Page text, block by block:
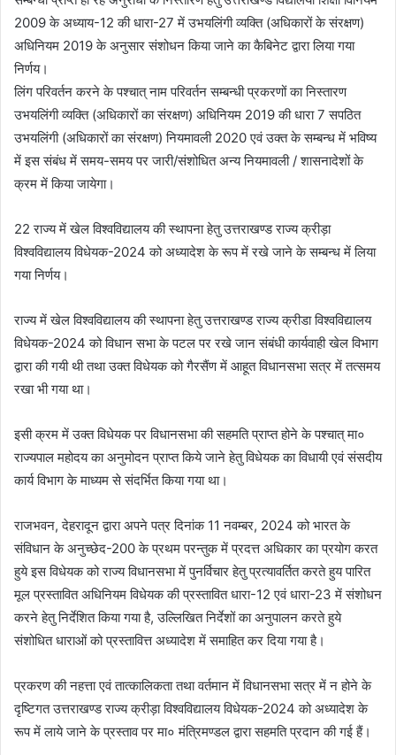
2009 के अध्याय-12 की धारा-27 में उभयलिंगी व्यक्ति (अधिकारों के संरक्षण)
अधिनियम 2019 के अनुसार संशोधन किया जाने का कैबिनेट द्वारा लिया गया
निर्णय।
लिंग परिवर्तन करने के पश्चात् नाम परिवर्तन सम्बन्धी प्रकरणों का निस्तारण
उभयलिंगी व्यक्ति (अधिकारों का संरक्षण) अधिनियम 2019 की धारा 7 सपठित
उभयलिंगी (अधिकारों का संरक्षण) नियमावली 2020 एवं उक्त के सम्बन्ध में भविष्य
में इस संबंध में समय-समय पर जारी/संशोधित अन्य नियमावली / शासनादेशों के
क्रम में किया जायेगा।
22 राज्य में खेल विश्वविद्यालय की स्थापना हेतु उत्तराखण्ड राज्य क्रीड़ा
विश्वविद्यालय विधेयक-2024 को अध्यादेश के रूप में रखे जाने के सम्बन्ध में लिया
गया निर्णय।
राज्य में खेल विश्वविद्यालय की स्थापना हेतु उत्तराखण्ड राज्य क्रीडा विश्वविद्यालय
विधेयक-2024 को विधान सभा के पटल पर रखे जान संबंधी कार्यवाही खेल विभाग
द्वारा की गयी थी तथा उक्त विधेयक को गैरसैंण में आहूत विधानसभा सत्र में तत्समय
रखा भी गया था।
इसी क्रम में उक्त विधेयक पर विधानसभा की सहमति प्राप्त होने के पश्चात् मा०
राज्यपाल महोदय का अनुमोदन प्राप्त किये जाने हेतु विधेयक का विधायी एवं संसदीय
कार्य विभाग के माध्यम से संदर्भित किया गया था।
राजभवन, देहरादून द्वारा अपने पत्र दिनांक 11 नवम्बर, 2024 को भारत के
संविधान के अनुच्छेद-200 के प्रथम परन्तुक में प्रदत्त अधिकार का प्रयोग करत
हुये इस विधेयक को राज्य विधानसभा में पुनर्विचार हेतु प्रत्यावर्तित करते हुय पारित
मूल प्रस्तावित अधिनियम विधेयक की प्रस्तावित धारा-12 एवं धारा-23 में संशोधन
करने हेतु निर्देशित किया गया है, उल्लिखित निर्देशों का अनुपालन करते हुये
संशोधित धाराओं को प्रस्तावित्त अध्यादेश में समाहित कर दिया गया है।
प्रकरण की नहत्ता एवं तात्कालिकता तथा वर्तमान में विधानसभा सत्र में न होने के
दृष्टिगत उत्तराखण्ड राज्य क्रीड़ा विश्वविद्यालय विधेयक-2024 को अध्यादेश के
रूप में लाये जाने के प्रस्ताव पर मा० मंत्रिमण्डल द्वारा सहमति प्रदान की गई हैं।